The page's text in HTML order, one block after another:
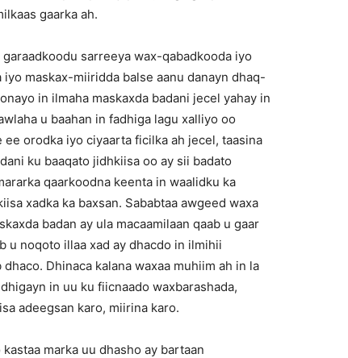
gaarka ah.
sarreeya wax-qabadkooda iyo
maskax-miiridda balse aanu danayn dhaq-
in ilmaha maskaxda badani jecel yahay in
u baahan in fadhiga lagu xalliyo oo
ee orodka iyo ciyaarta ficilka ah jecel, taasina
ku baaqato jidhkiisa oo ay sii badato
qaarkoodna keenta in waalidku ka
xadka ka baxsan. Sababtaa awgeed waxa
badan ay ula macaamilaan qaab u gaar
u noqoto illaa xad ay dhacdo in ilmihii
Dhinaca kalana waxaa muhiim ah in la
in uu ku fiicnaado waxbarashada,
adeegsan karo, miirina karo.
marka uu dhasho ay bartaan